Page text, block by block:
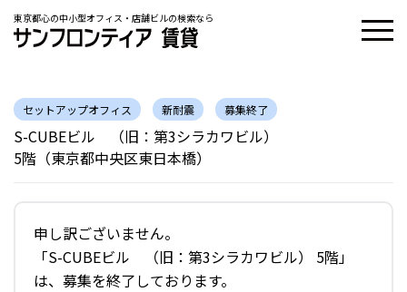
東京都心の中小型オフィス・店舗ビルの検索なら
セットアップオフィス 新耐震 募集終了
S-CUBEビル （旧：第3シラカワビル）
5階（東京都中央区東日本橋）
申し訳ございません。
「S-CUBEビル （旧：第3シラカワビル） 5階」
は、募集を終了しております。